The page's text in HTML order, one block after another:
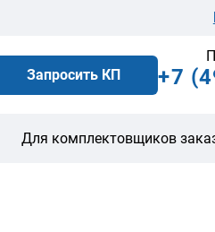
Запросить КП +7
Для комплектовщиков